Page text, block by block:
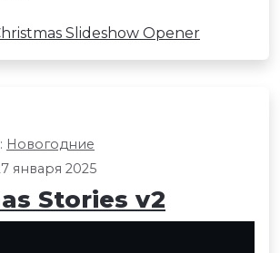
Slideshow Opener
Новогодние
января 2025
Stories v2